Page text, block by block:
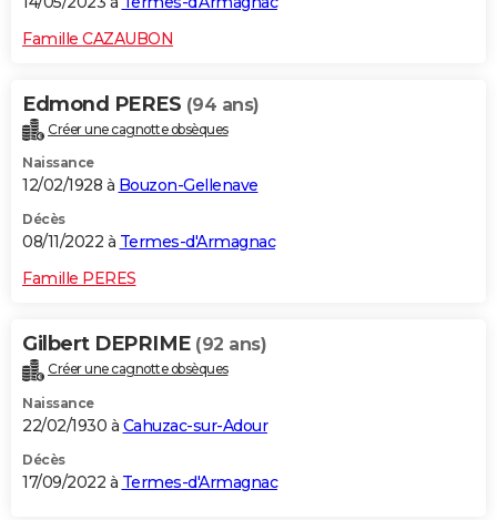
Famille CAZAUBON
Edmond PERES (94 ans)
Créer une cagnotte obsèques
Naissance
12/02/1928 à Bouzon-Gellenave
Décès
08/11/2022 à Termes-d'Armagnac
Famille PERES
Gilbert DEPRIME (92 ans)
Créer une cagnotte obsèques
Naissance
22/02/1930 à Cahuzac-sur-Adour
Décès
17/09/2022 à Termes-d'Armagnac